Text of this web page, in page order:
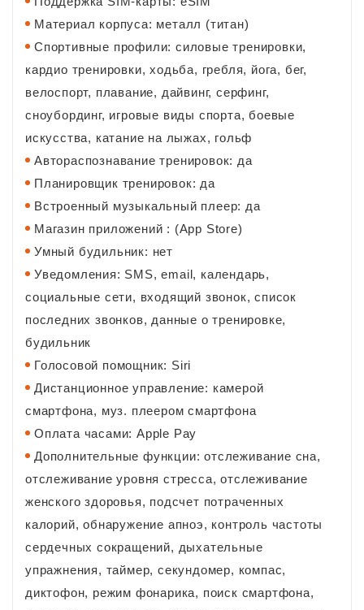
Материал корпуса: металл (титан)
Спортивные профили: силовые тренировки,
кардио тренировки, ходьба, гребля, йога, бег,
велоспорт, плавание, дайвинг, серфинг,
сноубординг, игровые виды спорта, боевые
искусства, катание на лыжах, гольф
Автораспознавание тренировок: да
Планировщик тренировок: да
Встроенный музыкальный плеер: да
Магазин приложений : (App Store)
Умный будильник: нет
Уведомления: SMS, email, календарь,
социальные сети, входящий звонок, список
последних звонков, данные о тренировке,
будильник
Голосовой помощник: Siri
Дистанционное управление: камерой
смартфона, муз. плеером смартфона
Оплата часами: Apple Pay
Дополнительные функции: отслеживание сна,
отслеживание уровня стресса, отслеживание
женского здоровья, подсчет потраченных
калорий, обнаружение апноэ, контроль частоты
сердечных сокращений, дыхательные
упражнения, таймер, секундомер, компас,
диктофон, режим фонарика, поиск смартфона,